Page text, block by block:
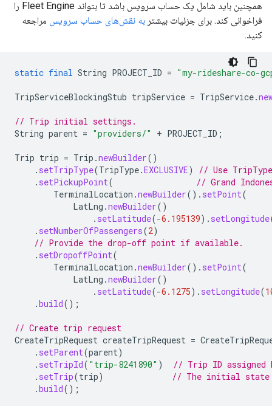
همچنین باید شامل یک حساب سرویس باشد تا بتواند Fleet Engine را
فراخوانی کند. برای جزئیات بیشتر به نقش‌های حساب سرویس مراجعه
کنید.
static final String PROJECT_ID = "my-rideshare-co-
TripServiceBlockingStub tripService = TripService.
// Trip initial settings.
String parent = "providers/" + PROJECT_ID ;
Trip trip = Trip .newBuilder()
. setTripType(TripType.EXCLUSIVE)
// Use
. setPickupPoint(
// Grand
TerminalLocation .newBuilder(). setPoint(
LatLng .newBuilder()
. setLatitude(-6.195139). setLongitude
. setNumberOfPassengers(2)
// Provide the drop-off point if available.
. setDropoffPoint(
TerminalLocation .newBuilder(). setPoint(
LatLng .newBuilder()
. setLatitude(-6.1275). setLongitude(
.build();
// Create trip request
CreateTripRequest createTripRequest =
. setParent(parent)
. setTripId( "trip-8241890" )
// Trip ID assigned
. setTrip(trip)
// The initial state
.build();